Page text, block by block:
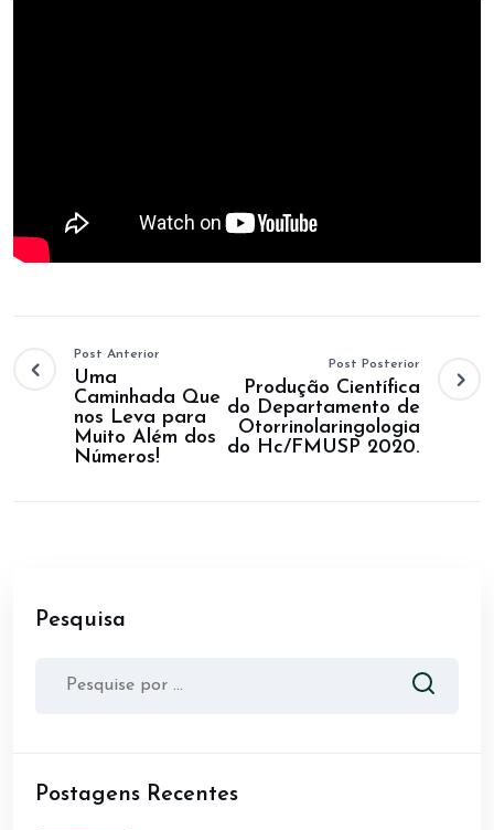
Post Anterior
Uma
Caminhada Que
nos Leva para
Muito Além dos
Números!
Post Posterior
Produção Científica
do Departamento de
Otorrinolaringologia
do Hc/FMUSP 2020.
Pesquisa
Postagens Recentes